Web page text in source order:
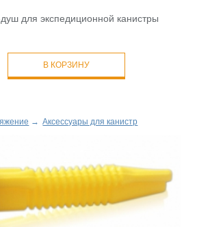
для экспедиционной канистры
В КОРЗИНУ
→ Аксессуары для канистр